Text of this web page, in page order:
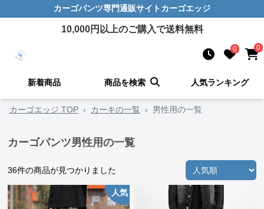
カーゴパンツ専門通販サイト カーゴエッジ
10,000円以上のご購入で送料無料
0 0
新着商品 商品を検索 人気ランキング
カーゴエッジ TOP › カーキの一覧 › 男性用の一覧
カーゴパンツ男性用の一覧
36件の商品が見つかりました
人気